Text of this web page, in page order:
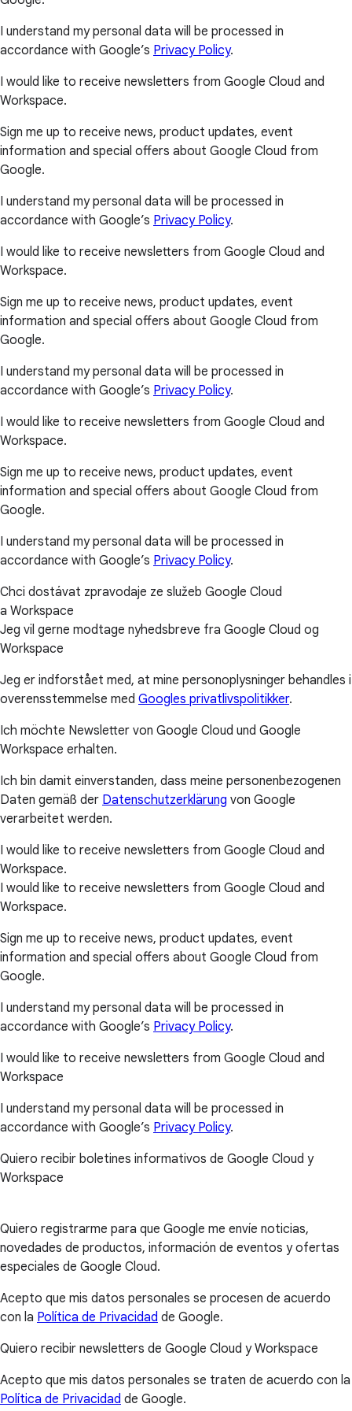
I understand my personal data will be processed in
accordance with Google’s Privacy Policy.
I would like to receive newsletters from Google Cloud and
Workspace.
Sign me up to receive news, product updates, event
information and special offers about Google Cloud from
Google.
I understand my personal data will be processed in
accordance with Google’s Privacy Policy.
I would like to receive newsletters from Google Cloud and
Workspace.
Sign me up to receive news, product updates, event
information and special offers about Google Cloud from
Google.
I understand my personal data will be processed in
accordance with Google’s Privacy Policy.
I would like to receive newsletters from Google Cloud and
Workspace.
Sign me up to receive news, product updates, event
information and special offers about Google Cloud from
Google.
I understand my personal data will be processed in
accordance with Google’s Privacy Policy.
Chci dostávat zpravodaje ze služeb Google Cloud
a Workspace
Jeg vil gerne modtage nyhedsbreve fra Google Cloud og
Workspace
Jeg er indforstået med, at mine personoplysninger behandles i
overensstemmelse med Googles privatlivspolitikker.
Ich möchte Newsletter von Google Cloud und Google
Workspace erhalten.
Ich bin damit einverstanden, dass meine personenbezogenen
Daten gemäß der Datenschutzerklärung von Google
verarbeitet werden.
I would like to receive newsletters from Google Cloud and
Workspace.
I would like to receive newsletters from Google Cloud and
Workspace.
Sign me up to receive news, product updates, event
information and special offers about Google Cloud from
Google.
I understand my personal data will be processed in
accordance with Google’s Privacy Policy.
I would like to receive newsletters from Google Cloud and
Workspace
I understand my personal data will be processed in
accordance with Google’s Privacy Policy.
Quiero recibir boletines informativos de Google Cloud y
Workspace
Quiero registrarme para que Google me envíe noticias,
novedades de productos, información de eventos y ofertas
especiales de Google Cloud.
Acepto que mis datos personales se procesen de acuerdo
con la Política de Privacidad de Google.
Quiero recibir newsletters de Google Cloud y Workspace
Acepto que mis datos personales se traten de acuerdo con la
Política de Privacidad de Google.